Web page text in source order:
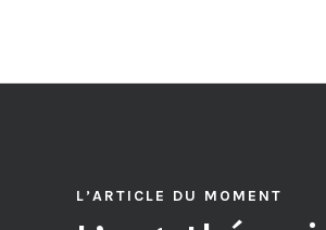
L’ARTICLE DU MOMENT